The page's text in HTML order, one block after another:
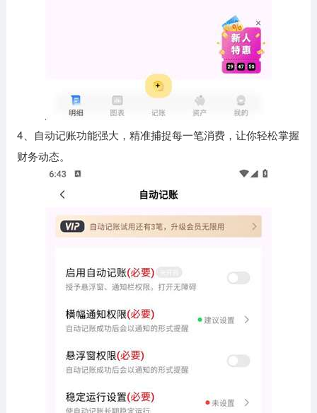
4、自动记账功能强大，精准捕捉每一笔消费，让你轻松掌握
财务动态。